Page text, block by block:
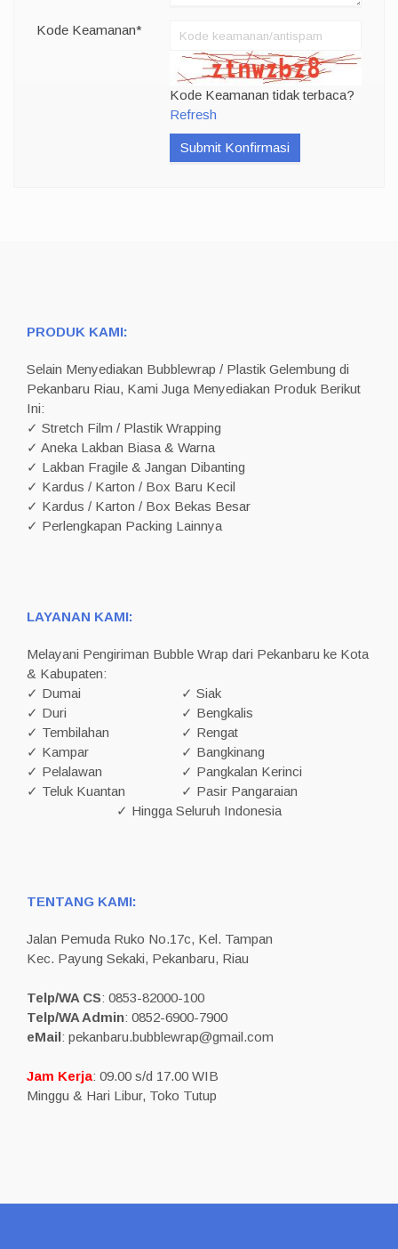
Kode Keamanan*
Kode Keamanan tidak terbaca?
Refresh
Submit Konfirmasi
PRODUK KAMI:
Selain Menyediakan Bubblewrap / Plastik Gelembung di
Pekanbaru Riau, Kami Juga Menyediakan Produk Berikut
Ini:
✓ Stretch Film / Plastik Wrapping
✓ Aneka Lakban Biasa & Warna
✓ Lakban Fragile & Jangan Dibanting
✓ Kardus / Karton / Box Baru Kecil
✓ Kardus / Karton / Box Bekas Besar
✓ Perlengkapan Packing Lainnya
LAYANAN KAMI:
Melayani Pengiriman Bubble Wrap dari Pekanbaru ke Kota
& Kabupaten:
✓ Dumai
✓ Siak
✓ Duri
✓ Bengkalis
✓ Tembilahan
✓ Rengat
✓ Kampar
✓ Bangkinang
✓ Pelalawan
✓ Pangkalan Kerinci
✓ Teluk Kuantan
✓ Pasir Pangaraian
✓ Hingga Seluruh Indonesia
TENTANG KAMI:
Jalan Pemuda Ruko No.17c, Kel. Tampan
Kec. Payung Sekaki, Pekanbaru, Riau
Telp/WA CS: 0853-82000-100
Telp/WA Admin: 0852-6900-7900
eMail: pekanbaru.bubblewrap@gmail.com
Jam Kerja: 09.00 s/d 17.00 WIB
Minggu & Hari Libur, Toko Tutup